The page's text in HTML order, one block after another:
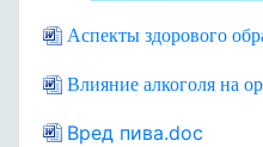
Аспекты здорового
Влияние алкоголя на
Вред пива.doc